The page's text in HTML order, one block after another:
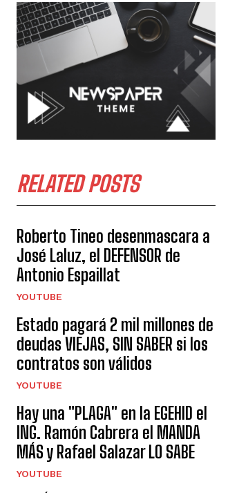
RELATED POSTS
Roberto Tineo desenmascara a
José Laluz, el DEFENSOR de
Antonio Espaillat
YOUTUBE
Estado pagará 2 mil millones de
deudas VIEJAS, SIN SABER si los
contratos son válidos
YOUTUBE
Hay una "PLAGA" en la EGEHID el
ING. Ramón Cabrera el MANDA
MÁS y Rafael Salazar LO SABE
YOUTUBE